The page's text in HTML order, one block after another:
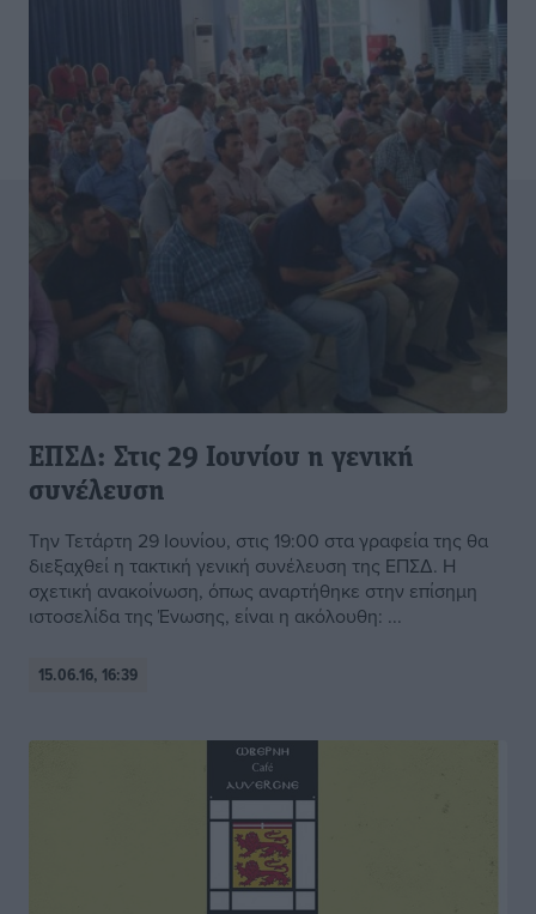
ΕΠΣΔ: Στις 29 Ιουνίου η γενική
συνέλευση
Την Τετάρτη 29 Ιουνίου, στις 19:00 στα γραφεία της θα
διεξαχθεί η τακτική γενική συνέλευση της ΕΠΣΔ. Η
σχετική ανακοίνωση, όπως αναρτήθηκε στην επίσημη
ιστοσελίδα της Ένωσης, είναι η ακόλουθη: ...
15.06.16, 16:39